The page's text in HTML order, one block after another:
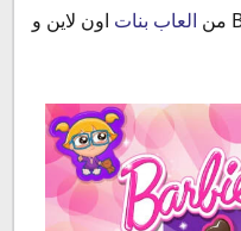
العاب بنات اون لاين و